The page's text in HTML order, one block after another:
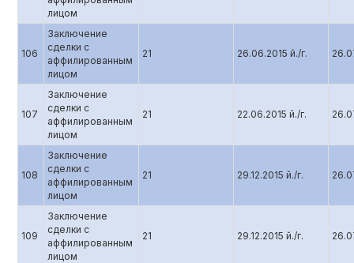
лицом
106
Заключение
сделки с
аффилированным
лицом
21 26.06.2015 й./г.
107
Заключение
сделки с
аффилированным
лицом
21 22.06.2015 й./г.
108
Заключение
сделки с
аффилированным
лицом
21 29.12.2015 й./г.
109
Заключение
сделки с
аффилированным
лицом
21 29.12.2015 й./г.